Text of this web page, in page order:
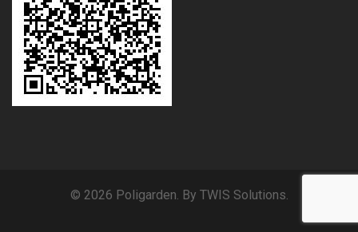
© 2026 Poligarden. By TWIS Solutions.